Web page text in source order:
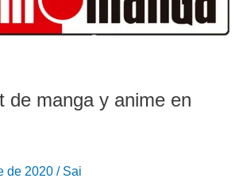
de manga y anime en
de 2020 / Sai